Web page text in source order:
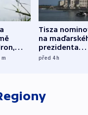
m
Tisza
na
prezidenta
bývalého
před 4h